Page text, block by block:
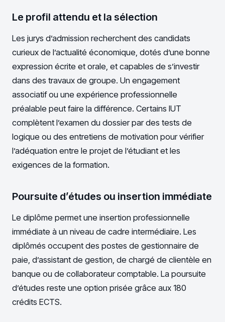
Le profil attendu et la sélection
Les jurys d’admission recherchent des candidats
curieux de l’actualité économique, dotés d’une bonne
expression écrite et orale, et capables de s’investir
dans des travaux de groupe. Un engagement
associatif ou une expérience professionnelle
préalable peut faire la différence. Certains IUT
complètent l’examen du dossier par des tests de
logique ou des entretiens de motivation pour vérifier
l’adéquation entre le projet de l’étudiant et les
exigences de la formation.
Poursuite d’études ou insertion immédiate
Le diplôme permet une insertion professionnelle
immédiate à un niveau de cadre intermédiaire. Les
diplômés occupent des postes de gestionnaire de
paie, d’assistant de gestion, de chargé de clientèle en
banque ou de collaborateur comptable. La poursuite
d’études reste une option prisée grâce aux 180
crédits ECTS.